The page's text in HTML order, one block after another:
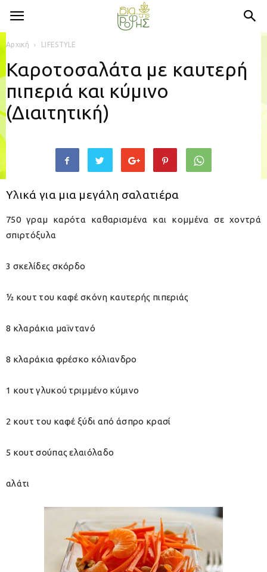
Αρχική LIFESTYLE
Καροτοσαλάτα με καυτερή
πιπεριά και κύμινο
(Διαιτητική)
Υλικά για μια μεγάλη σαλατιέρα
750 γραμ καρότα καθαρισμένα και κομμένα σε χοντρά
σπιρτόξυλα
3 σκελίδες σκόρδο
½ κουτ του καφέ σκόνη καυτερής πιπεριάς
8 κλαράκια μαϊντανό
8 κλαράκια φρέσκο κόλιανδρο
1 κουτ γλυκού τριμμένο κύμινο
2 κουτ του καφέ ξύδι από άσπρο κρασί
5 κουτ σούπας ελαιόλαδο
αλάτι